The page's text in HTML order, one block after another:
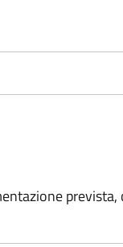
prevista,